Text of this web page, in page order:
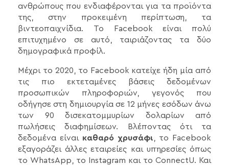
ανθρώπους που ενδιαφέρονται για τα προϊόντα
της, στην προκειμένη περίπτωση, τα
βιντεοπαιχνίδια. Το Facebook είναι πολύ
επιτυχημένο σε αυτό, ταιριάζοντας τα δύο
δημογραφικά προφίλ.
Μέχρι το 2020, το Facebook κατείχε ήδη μία από
τις πιο εκτεταμένες βάσεις δεδομένων
προσωπικών πληροφοριών, γεγονός που
οδήγησε στη δημιουργία σε 12 μήνες εσόδων άνω
των 90 δισεκατομμυρίων δολαρίων από
πωλήσεις διαφημίσεων. Βλέποντας ότι τα
δεδομένα είναι καθαρό χρυσάφι, το Facebook
εξαγοράζει άλλες εταιρείες και υπηρεσίες όπως
το WhatsApp, το Instagram και το ConnectU. Και